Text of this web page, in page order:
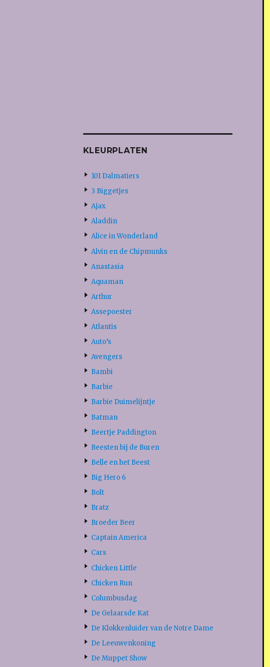
KLEURPLATEN
101 Dalmatiers
3 Biggetjes
Ajax
Aladdin
Alice in Wonderland
Alvin en de Chipmunks
Anastasia
Aquaman
Arthur
Assepoester
Atlantis
Auto’s
Avengers
Bambi
Barbie
Barbie Duimelijntje
Batman
Beertje Paddington
Beesten bij de Buren
Belle en het Beest
Big Hero 6
Bolt
Bratz
Broeder Beer
Captain America
Cars
Chicken Little
Chicken Run
Columbusdag
De Gelaarsde Kat
De Klokkenluider van de Notre Dame
De Leeuwenkoning
De Muppet Show